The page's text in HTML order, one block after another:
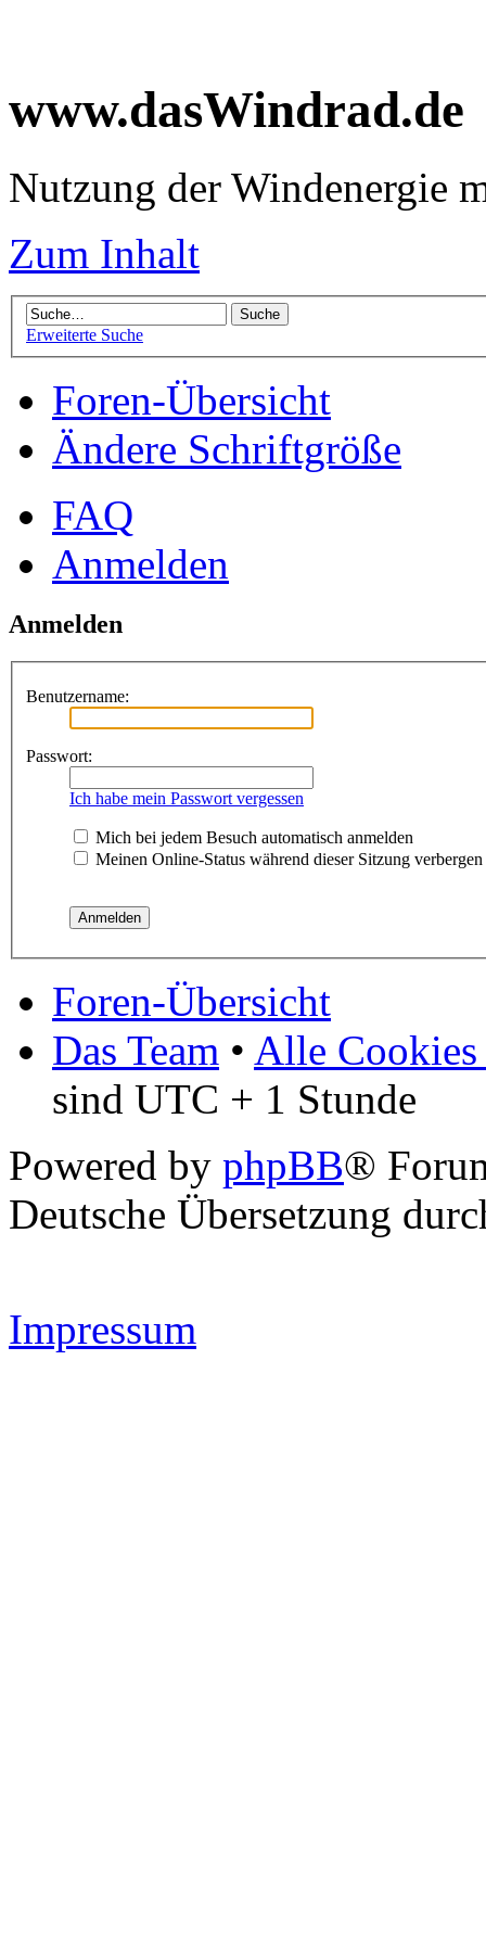
www.dasWindrad.de
Nutzung der Windenergie
Zum Inhalt
Erweiterte Suche
Foren-Übersicht
Ändere Schriftgröße
FAQ
Anmelden
Anmelden
Benutzername:
Passwort:
Ich habe mein Passwort vergessen
Mich bei jedem Besuch automatisch anmelden
Meinen Online-Status während dieser Sitzung verbergen
Foren-Übersicht
Das Team • Alle Cookies
sind UTC + 1 Stunde
Powered by phpBB®
Deutsche Übersetzung
Impressum